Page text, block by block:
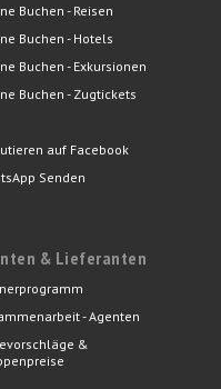
Buchen - Reisen
Buchen - Hotels
Buchen - Exkursionen
Buchen - Zugtickets
auf Facebook
Senden
& Lieferanten
- Agenten
&